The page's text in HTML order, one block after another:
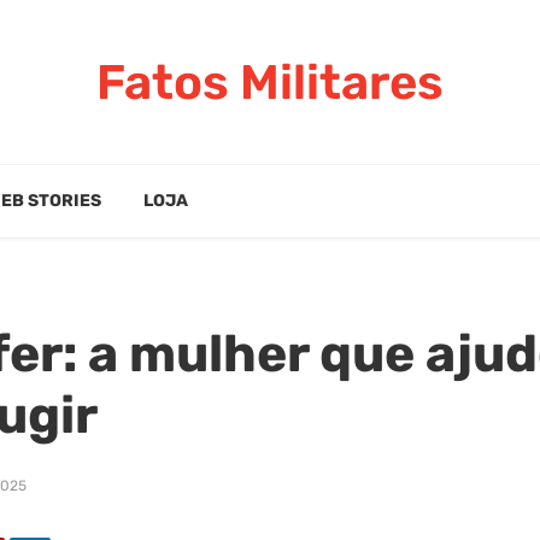
Fatos Militares
STORIES LOJA
a mulher que